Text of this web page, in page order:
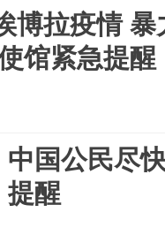
博拉疫情
馆紧急提醒
中国公民尽
提醒